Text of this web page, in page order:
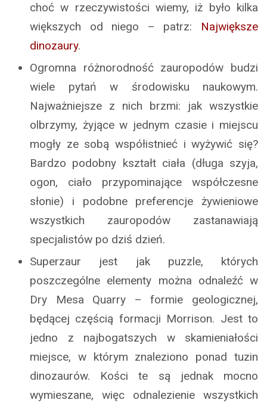
choć w rzeczywistości wiemy, iż było kilka
większych od niego – patrz: Największe
dinozaury.
Ogromna różnorodność zauropodów budzi
wiele pytań w środowisku naukowym.
Najważniejsze z nich brzmi: jak wszystkie
olbrzymy, żyjące w jednym czasie i miejscu
mogły ze sobą współistnieć i wyżywić się?
Bardzo podobny kształt ciała (długa szyja,
ogon, ciało przypominające współczesne
słonie) i podobne preferencje żywieniowe
wszystkich zauropodów zastanawiają
specjalistów po dziś dzień.
Superzaur jest jak puzzle, których
poszczególne elementy można odnaleźć w
Dry Mesa Quarry – formie geologicznej,
będącej częścią formacji Morrison. Jest to
jedno z najbogatszych w skamieniałości
miejsce, w którym znaleziono ponad tuzin
dinozaurów. Kości te są jednak mocno
wymieszane, więc odnalezienie wszystkich